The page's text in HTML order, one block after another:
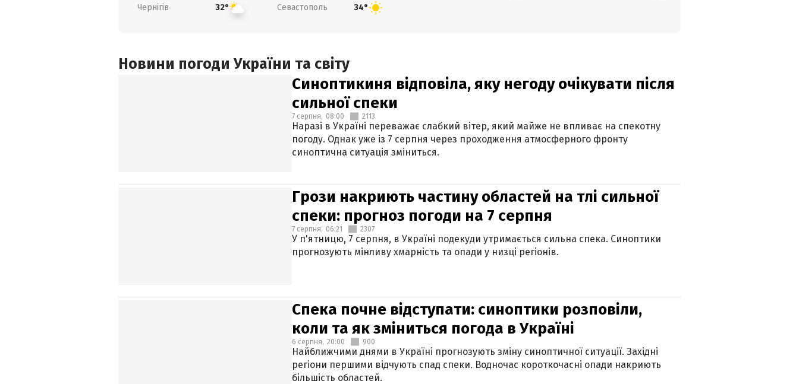
Чернігів 32° Севастополь 34°
Новини погоди України та світу
Синоптикиня відповіла, яку негоду очікувати після
сильної спеки
7 серпня, 08:00 2113
Наразі в Україні переважає слабкий вітер, який майже не впливає на спекотну
погоду. Однак уже із 7 серпня через проходження атмосферного фронту
синоптична ситуація зміниться.
Грози накриють частину областей на тлі сильної
спеки: прогноз погоди на 7 серпня
7 серпня, 06:21 2307
У п'ятницю, 7 серпня, в Україні подекуди утримається сильна спека. Синоптики
прогнозують мінливу хмарність та опади у низці регіонів.
Спека почне відступати: синоптики розповіли,
коли та як зміниться погода в Україні
6 серпня, 20:00 900
Найближчими днями в Україні прогнозують зміну синоптичної ситуації. Західні
регіони першими відчують спад спеки. Водночас короткочасні опади накриють
більшість областей.